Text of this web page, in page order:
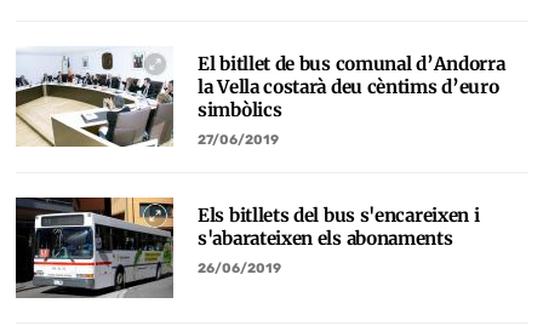
El bitllet de bus comunal d’Andorra
la Vella costarà deu cèntims d’euro
simbòlics
27/06/2019
Els bitllets del bus s'encareixen i
s'abarateixen els abonaments
26/06/2019